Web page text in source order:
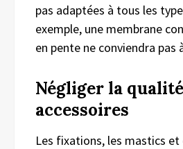
pas adaptées à tous les
exemple, une membrane
en pente ne conviendra pas
Négliger la
accessoires
Les fixations, les mastics et